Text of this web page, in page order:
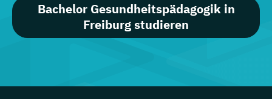
Bachelor Gesundheitspädagogik in
Freiburg studieren